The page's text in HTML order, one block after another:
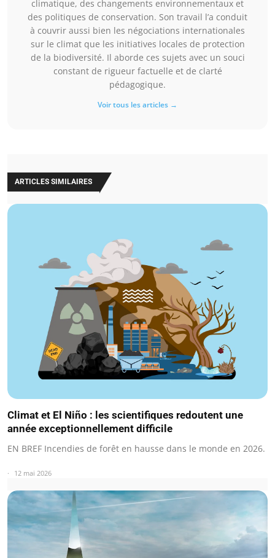
climatique, des changements environnementaux et
des politiques de conservation. Son travail l’a conduit
à couvrir aussi bien les négociations internationales
sur le climat que les initiatives locales de protection
de la biodiversité. Il aborde ces sujets avec un souci
constant de rigueur factuelle et de clarté
pédagogique.
Voir tous les articles →
ARTICLES SIMILAIRES
Climat et El Niño : les scientifiques redoutent une
année exceptionnellement difficile
EN BREF Incendies de forêt en hausse dans le monde en 2026.
12 mai 2026